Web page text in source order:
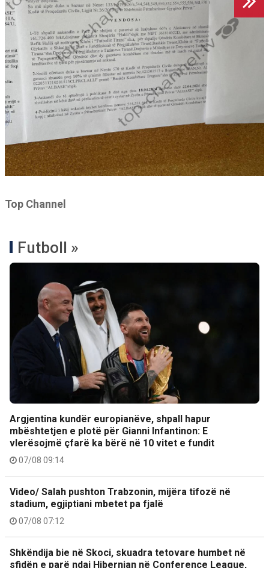
Top Channel
Futboll »
Argjentina kundër europianëve, shpall hapur
mbështetjen e plotë për Gianni Infantinon: E
vlerësojmë çfarë ka bërë në 10 vitet e fundit
07/08 09:14
Video/ Salah pushton Trabzonin, mijëra tifozë në
stadium, egjiptiani mbetet pa fjalë
07/08 07:12
Shkëndija bie në Skoci, skuadra tetovare humbet në
sfidën e parë ndaj Hibernian në Conference League,